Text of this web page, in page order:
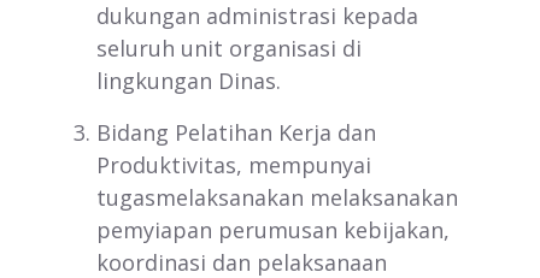
dukungan administrasi kepada
seluruh unit organisasi di
lingkungan Dinas.
Bidang Pelatihan Kerja dan
Produktivitas, mempunyai
tugasmelaksanakan melaksanakan
pemyiapan perumusan kebijakan,
koordinasi dan pelaksanaan